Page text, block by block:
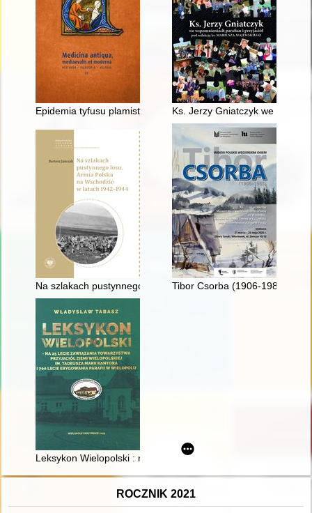
Epidemia tyfusu plamistego w więzieniu kieleckim w latach
Ks. Jerzy Gniatczyk we
Na szlakach pustynnego losu : Armia Polska na Wschodzie w
Tibor Csorba (1906-1985) :
Leksykon Wielopolski : na 25 lecie zawiązania Towarzystwa
ROCZNIK 2021